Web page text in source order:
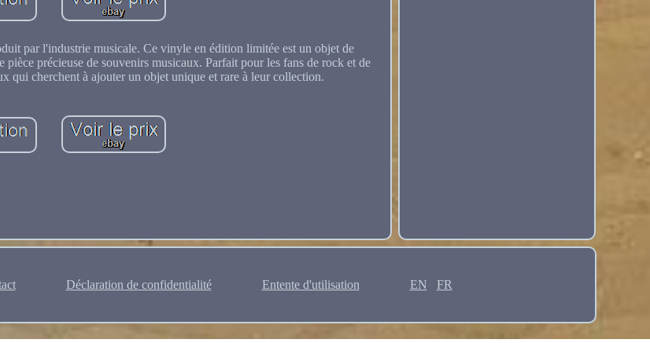
par l'industrie musicale. Ce vinyle en édition limitée est un objet de
précieuse de souvenirs musicaux. Parfait pour les fans de rock et de
qui cherchent à ajouter un objet unique et rare à leur collection.
Déclaration de confidentialité Entente d'utilisation EN FR